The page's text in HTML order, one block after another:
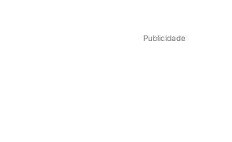
Publicidade